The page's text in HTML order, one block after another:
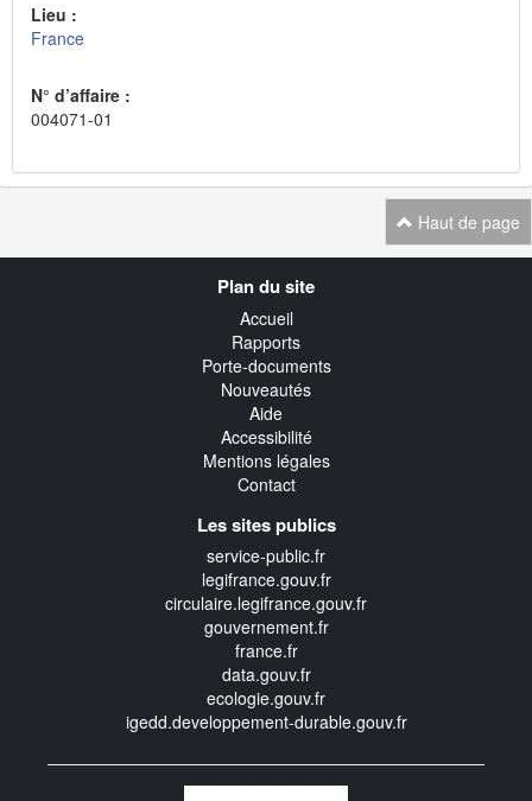
Lieu :
France
N° d’affaire :
004071-01
Haut de page
Plan du site
Accueil
Rapports
Porte-documents
Nouveautés
Aide
Accessibilité
Mentions légales
Contact
Les sites publics
service-public.fr
legifrance.gouv.fr
circulaire.legifrance.gouv.fr
gouvernement.fr
france.fr
data.gouv.fr
ecologie.gouv.fr
igedd.developpement-durable.gouv.fr